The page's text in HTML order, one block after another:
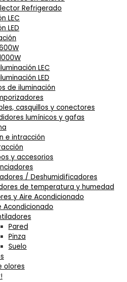
Refrigerado
LEC
LED
LEC
LED
de iluminación
casquillos y conectores
lumínicos y gafas
e intracción
y accesorios
/ Deshumidificadores
de temperatura y humedad
y Aire Acondicionado
Acondicionado
Pared
Pinza
Suelo
olores